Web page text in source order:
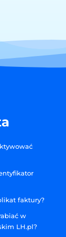
faktury?
w
LH.pl?